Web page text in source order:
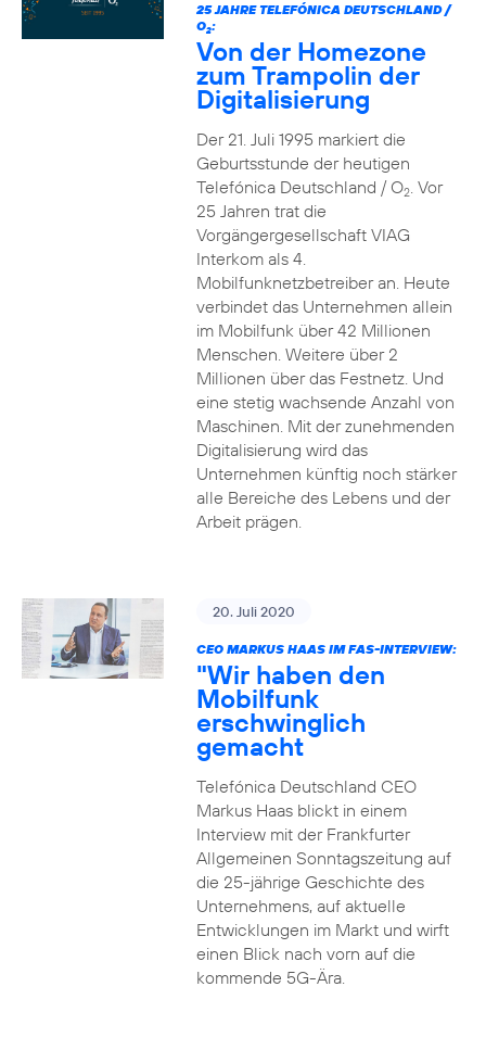
25 JAHRE TELEFÓNICA DEUTSCHLAND /
O2:
Von der Homezone
zum Trampolin der
Digitalisierung
Der 21. Juli 1995 markiert die
Geburtsstunde der heutigen
Telefónica Deutschland / O2. Vor
25 Jahren trat die
Vorgängergesellschaft VIAG
Interkom als 4.
Mobilfunknetzbetreiber an. Heute
verbindet das Unternehmen allein
im Mobilfunk über 42 Millionen
Menschen. Weitere über 2
Millionen über das Festnetz. Und
eine stetig wachsende Anzahl von
Maschinen. Mit der zunehmenden
Digitalisierung wird das
Unternehmen künftig noch stärker
alle Bereiche des Lebens und der
Arbeit prägen.
20. Juli 2020
CEO MARKUS HAAS IM FAS-INTERVIEW:
"Wir haben den
Mobilfunk
erschwinglich
gemacht
Telefónica Deutschland CEO
Markus Haas blickt in einem
Interview mit der Frankfurter
Allgemeinen Sonntagszeitung auf
die 25-jährige Geschichte des
Unternehmens, auf aktuelle
Entwicklungen im Markt und wirft
einen Blick nach vorn auf die
kommende 5G-Ära.